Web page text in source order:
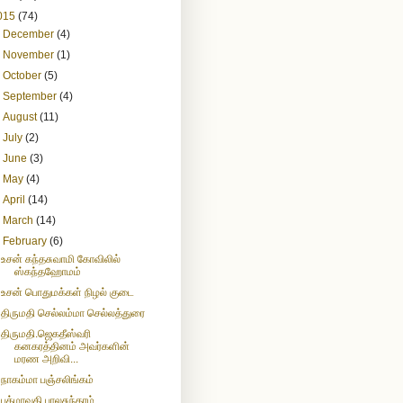
(74)
December(4)
November(1)
October(5)
September(4)
August(11)
July(2)
June(3)
May(4)
April(14)
March(14)
February(6)
உசன் கந்தசுவாமி கோவிலில்
ஸ்கந்தஹோமம்
உசன் பொதுமக்கள் நிழல் குடை
திருமதி செல்லம்மா செல்லத்துரை
திருமதி.ஜெகதீஸ்வரி
கனகரத்தினம் அவர்களின்
மரண அறிவி...
நாகம்மா பஞ்சலிங்கம்
பத்மாவதி பாலசுந்தரம்